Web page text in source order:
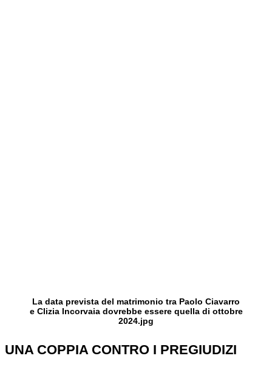
La data prevista del matrimonio tra Paolo Ciavarro
e Clizia Incorvaia dovrebbe essere quella di ottobre
2024.jpg
UNA COPPIA CONTRO I PREGIUDIZI